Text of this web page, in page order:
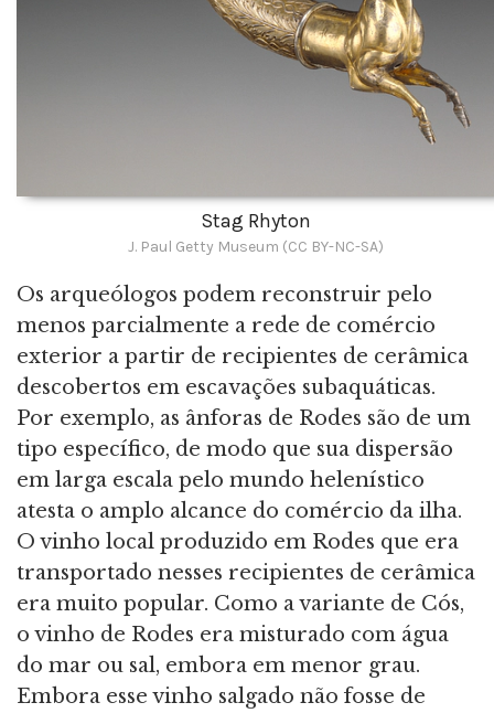
Stag Rhyton
J. Paul Getty Museum (CC BY-NC-SA)
Os arqueólogos podem reconstruir pelo
menos parcialmente a rede de comércio
exterior a partir de recipientes de cerâmica
descobertos em escavações subaquáticas.
Por exemplo, as ânforas de Rodes são de um
tipo específico, de modo que sua dispersão
em larga escala pelo mundo helenístico
atesta o amplo alcance do comércio da ilha.
O vinho local produzido em Rodes que era
transportado nesses recipientes de cerâmica
era muito popular. Como a variante de Cós,
o vinho de Rodes era misturado com água
do mar ou sal, embora em menor grau.
Embora esse vinho salgado não fosse de